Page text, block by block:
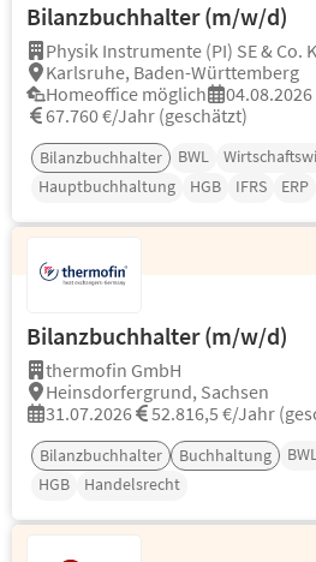
Bilanzbuchhalter (m/w/d)
Physik Instrumente (PI) SE & Co.
Karlsruhe, Baden-Württemberg
Homeoffice möglich
04.08.2026
67.760 €/Jahr (geschätzt)
Bilanzbuchhalter BWL
Hauptbuchhaltung
HGB IFRS ERP
Bilanzbuchhalter (m/w/d)
thermofin GmbH
Heinsdorfergrund, Sachsen
31.07.2026
52.816,5 €/Jahr
Bilanzbuchhalter Buchhaltung
HGB
Handelsrecht